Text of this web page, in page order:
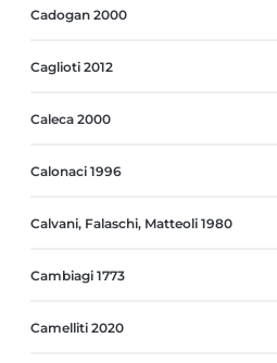
Cadogan 2000
Caglioti 2012
Caleca 2000
Calonaci 1996
Calvani, Falaschi, Matteoli 1980
Cambiagi 1773
Camelliti 2020